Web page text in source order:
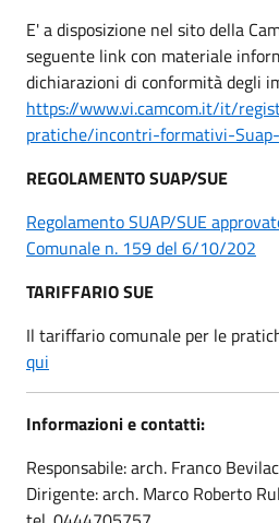
E' a disposizione nel sito della
seguente link con materiale
dichiarazioni di conformità degli
https://www.vi.camcom.it/it/
pratiche/incontri-formativi-
REGOLAMENTO SUAP/SUE
Regolamento SUAP/SUE
Comunale n. 159 del 6/10/202
TARIFFARIO SUE
Il tariffario comunale per le
qui
Informazioni e contatti:
Responsabile: arch. Franco
Dirigente: arch. Marco Roberto